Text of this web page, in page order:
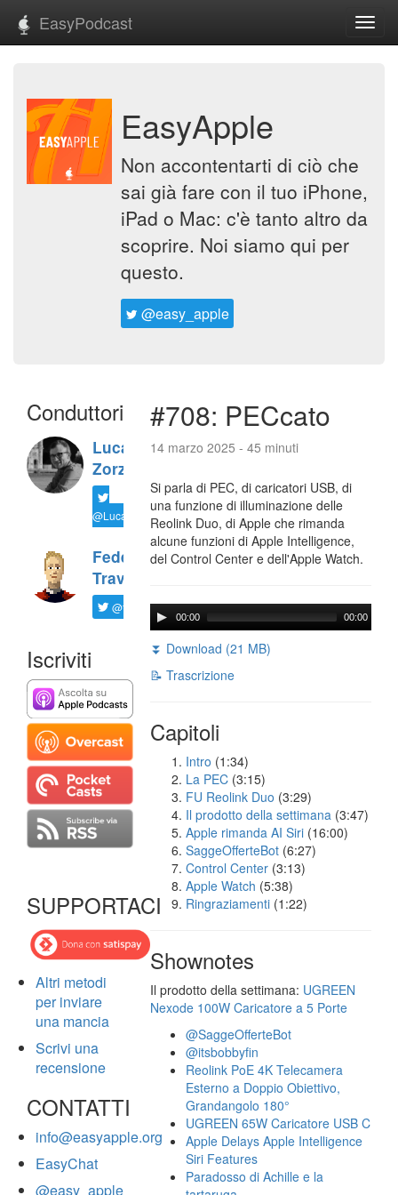
EasyPodcast
EasyApple
Non accontentarti di ciò che
sai già fare con il tuo iPhone,
iPad o Mac: c'è tanto altro da
scoprire. Noi siamo qui per
questo.
@easy_apple
Conduttori
Luca
Zorzi
@LucaTNT
Federico
Travaini
@ftrava
Iscriviti
SUPPORTACI
Altri metodi
per inviare
una mancia
Scrivi una
recensione
CONTATTI
info@easyapple.org
EasyChat
@easy_apple
#708: PECcato
14 marzo 2025 - 45 minuti
Si parla di PEC, di caricatori USB, di
una funzione di illuminazione delle
Reolink Duo, di Apple che rimanda
alcune funzioni di Apple Intelligence,
del Control Center e dell'Apple Watch.
00:00 00:00
⏬ Download (21 MB)
📝 Trascrizione
Capitoli
Intro (1:34)
La PEC (3:15)
FU Reolink Duo (3:29)
Il prodotto della settimana (3:47)
Apple rimanda AI Siri (16:00)
SaggeOfferteBot (6:27)
Control Center (3:13)
Apple Watch (5:38)
Ringraziamenti (1:22)
Shownotes
Il prodotto della settimana: UGREEN
Nexode 100W Caricatore a 5 Porte
@SaggeOfferteBot
@itsbobbyfin
Reolink PoE 4K Telecamera
Esterno a Doppio Obiettivo,
Grandangolo 180°
UGREEN 65W Caricatore USB C
Apple Delays Apple Intelligence
Siri Features
Paradosso di Achille e la